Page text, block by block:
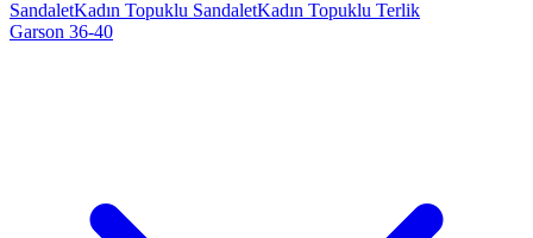
SandaletKadın Topuklu SandaletKadın Topuklu Terlik
Garson 36-40